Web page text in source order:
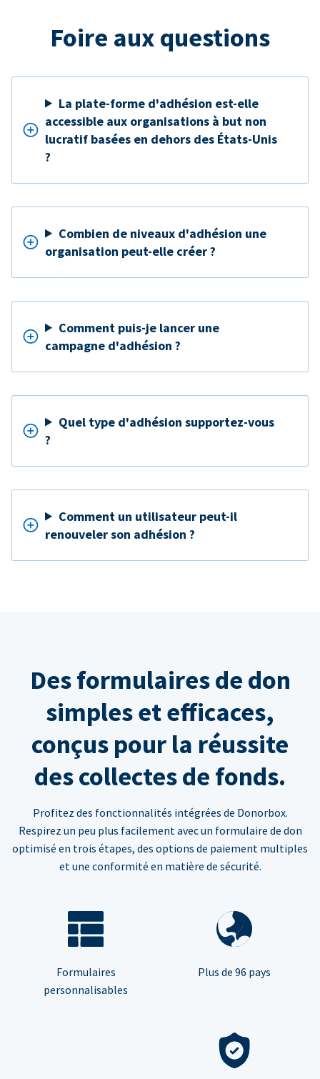
Foire aux questions
La plate-forme d'adhésion est-elle
accessible aux organisations à but non
lucratif basées en dehors des États-Unis
?
Combien de niveaux d'adhésion une
organisation peut-elle créer ?
Comment puis-je lancer une
campagne d'adhésion ?
Quel type d'adhésion supportez-vous
?
Comment un utilisateur peut-il
renouveler son adhésion ?
Des formulaires de don
simples et efficaces,
conçus pour la réussite
des collectes de fonds.
Profitez des fonctionnalités intégrées de Donorbox.
Respirez un peu plus facilement avec un formulaire de don
optimisé en trois étapes, des options de paiement multiples
et une conformité en matière de sécurité.
Formulaires
personnalisables
Plus de 96 pays